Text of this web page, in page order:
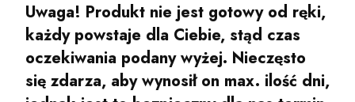
Uwaga! Produkt nie jest gotowy od ręki,
każdy powstaje dla Ciebie, stąd czas
oczekiwania podany wyżej. Nieczęsto
się zdarza, aby wynosił on max. ilość dni,